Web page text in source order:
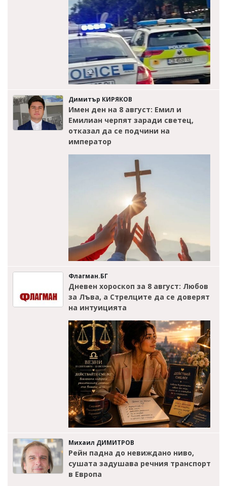
Димитър КИРЯКОВ
Имен ден на 8 август: Емил и
Емилиан черпят заради светец,
отказал да се подчини на
император
Флагман.БГ
Дневен хороскоп за 8 август: Любов
за Лъва, а Стрелците да се доверят
на интуицията
Михаил ДИМИТРОВ
Рейн падна до невиждано ниво,
сушата задушава речния транспорт
в Европа